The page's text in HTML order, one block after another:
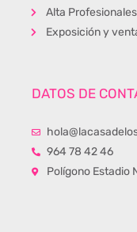
Alta Profesionales
Exposición y
DATOS DE
964 78 42 46
Polígono Estadio